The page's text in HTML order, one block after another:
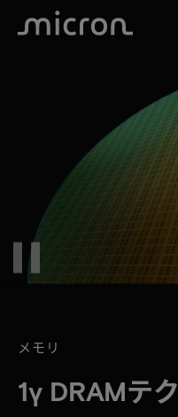
メモリ
1γ DRAMテ
pause